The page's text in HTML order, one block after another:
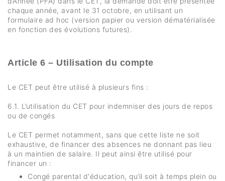
chaque année, avant le 31 octobre, en utilisant un
formulaire ad hoc (version papier ou version dématérialisée
en fonction des évolutions futures).
Article 6 – Utilisation du compte
Le CET peut être utilisé à plusieurs fins :
6.1. L’utilisation du CET pour indemniser des jours de repos
ou de congés
Le CET permet notamment, sans que cette liste ne soit
exhaustive, de financer des absences ne donnant pas lieu
à un maintien de salaire. Il peut ainsi être utilisé pour
financer un :
Congé parental d'éducation, qu’il soit à temps plein ou